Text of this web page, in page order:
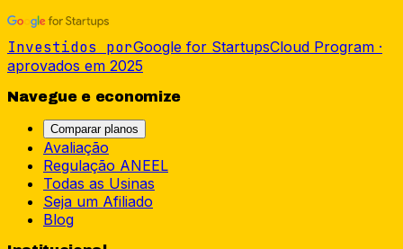
Investidos porGoogle for StartupsCloud Program ·
aprovados em 2025
Navegue e economize
Comparar planos
Avaliação
Regulação ANEEL
Todas as Usinas
Seja um Afiliado
Blog